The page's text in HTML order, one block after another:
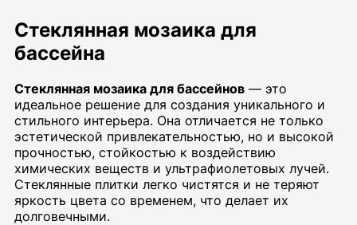
Стеклянная мозаика для
бассейна
Стеклянная мозаика для бассейнов — это
идеальное решение для создания уникального и
стильного интерьера. Она отличается не только
эстетической привлекательностью, но и высокой
прочностью, стойкостью к воздействию
химических веществ и ультрафиолетовых лучей.
Стеклянные плитки легко чистятся и не теряют
яркость цвета со временем, что делает их
долговечными.